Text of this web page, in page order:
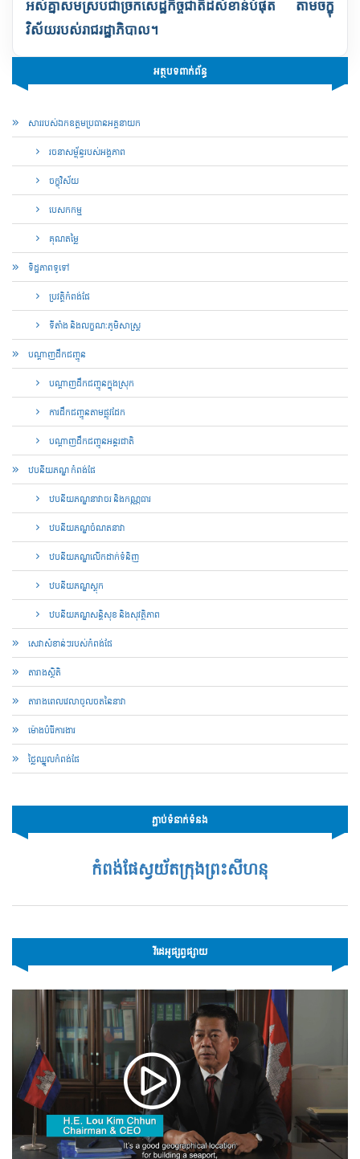
អស់គ្នាសមស្របជាច្រកសេដ្ឋកិច្ចជាតិដ៏សំខាន់បំផុត តាមចក្ខុ
វិស័យរបស់រាជរដ្ឋាភិបាល។
អត្ថបទពាក់ព័ន្ធ
សាររបស់ឯកឧត្តមប្រធានអគ្គនាយក
រចនាសម្ព័ន្ធរបស់អង្គភាព
ចក្ខុវិស័យ
បេសកកម្ម
គុណ​តម្លៃ
ទិដ្ឋភាពទូទៅ
ប្រវត្តិកំពង់ផែ
ទីតាំង និងលក្ខណ:ភូមិសាស្រ្ត
បណ្តាញ​ដឹកជញ្ជូន
បណ្តាញ​ដឹកជញ្ជូន​ក្នុងស្រុក​
ការដឹកជញ្ជូនតាមផ្លូវដែក
បណ្តាញ​ដឹកជញ្ជូន​អន្តរជាតិ​
ឋបនីយភណ្ឌ កំពង់ផែ
ឋបនីយភណ្ឌនាវាចរ និងកណ្ណធារ
ឋបនីយភណ្ឌចំណតនាវា
ឋបនីយភណ្ឌលើកដាក់ទំនិញ
ឋបនីយភណ្ឌស្តុក
ឋបនីយភណ្ឌសន្តិសុខ និងសុវត្ថិភាព
សេវាសំខាន់ៗរបស់កំពង់ផែ
តារាងស្ថិតិ
តារាង​ពេល​វេលា​ចូល​ចត​នៃ​នាវា
ម៉ោងបំរើការងារ
ថ្លៃឈ្នួលកំពង់ផែ
ភ្ជាប់ទំនាក់ទំនង
កំពង់ផែស្វយ័តក្រុងព្រះសីហនុ
វីដេអូផ្សព្វផ្សាយ